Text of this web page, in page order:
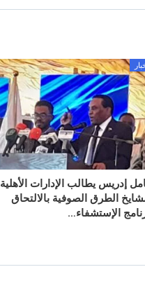
إدريس يطالب الإدارات الأهلية
الطرق الصوفية بالالتحاق
الإستشفاء…